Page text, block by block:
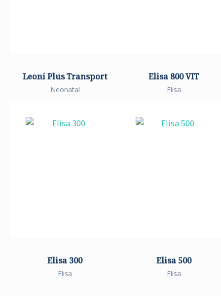
Leoni Plus Transport
Neonatal
Elisa 800 VIT
Elisa
Elisa 300
Elisa
Elisa 500
Elisa